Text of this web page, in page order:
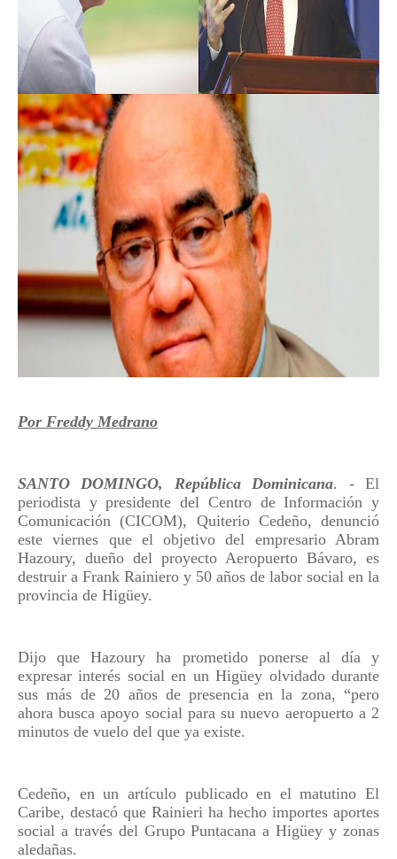
Por Freddy Medrano
SANTO DOMINGO, República Dominicana. - El
periodista y presidente del Centro de Información y
Comunicación (CICOM), Quiterio Cedeño, denunció
este viernes que el objetivo del empresario Abram
Hazoury, dueño del proyecto Aeropuerto Bávaro, es
destruir a Frank Rainiero y 50 años de labor social en la
provincia de Higüey.
Dijo que Hazoury ha prometido ponerse al día y
expresar interés social en un Higüey olvidado durante
sus más de 20 años de presencia en la zona, “pero
ahora busca apoyo social para su nuevo aeropuerto a 2
minutos de vuelo del que ya existe.
Cedeño, en un artículo publicado en el matutino El
Caribe, destacó que Rainieri ha hecho importes aportes
social a través del Grupo Puntacana a Higüey y zonas
aledañas.